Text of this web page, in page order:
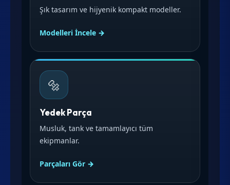
Şık tasarım ve hijyenik kompakt modeller.
Modelleri İncele →
🔩
Yedek Parça
Musluk, tank ve tamamlayıcı tüm
ekipmanlar.
Parçaları Gör →